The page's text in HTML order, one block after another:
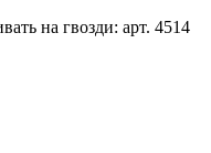
на гвозди: арт. 4514